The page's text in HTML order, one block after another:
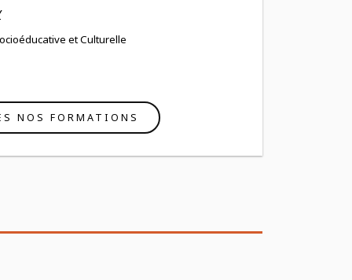
et Culturelle
NOS FORMATIONS